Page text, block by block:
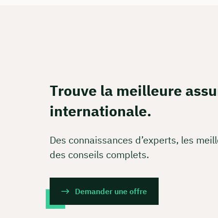
Trouve la meilleure
internationale.
Des connaissances d’experts, les
des conseils complets.
Demander une offre